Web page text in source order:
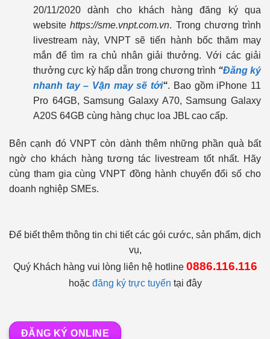
20/11/2020 dành cho khách hàng đăng ký qua
websitehttps://sme.vnpt.com.vn. Trong chương trình
livestream này, VNPT sẽ tiến hành bốc thăm may
mắn để tìm ra chủ nhân giải thưởng. Với các giải
thưởng cực kỳ hấp dẫn trong chương trình “Đăng ký
nhanh tay – Vận may sẽ tới“. Bao gồm iPhone 11
Pro 64GB, Samsung Galaxy A70, Samsung Galaxy
A20S 64GB cùng hàng chục loa JBL cao cấp.
Bên cạnh đó VNPT còn dành thêm những phần quà bất
ngờ cho khách hàng tương tác livestream tốt nhất. Hãy
cùng tham gia cùng VNPT đồng hành chuyển đổi số cho
doanh nghiệp SMEs.
Để biết thêm thông tin chi tiết các gói cước, sản phẩm, dịch
vụ,
Quý Khách hàng vui lòng liên hệ hotline 0886.116.116
hoặc đăng ký trực tuyến tại đây
ĐĂNG KÝ ONLINE